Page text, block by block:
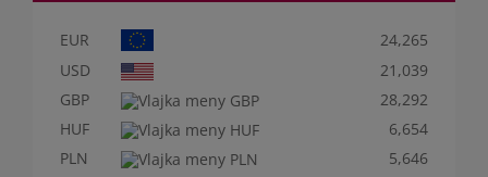
EUR
24,265
USD
21,039
GBP
28,292
HUF
6,654
PLN
5,646